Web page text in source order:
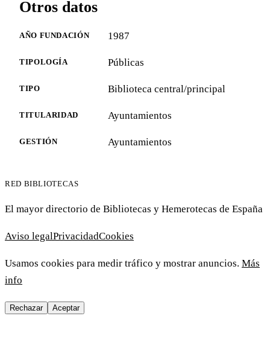
Otros datos
AÑO FUNDACIÓN 1987
TIPOLOGÍA Públicas
TIPO Biblioteca central/principal
TITULARIDAD Ayuntamientos
GESTIÓN Ayuntamientos
RED BIBLIOTECAS
El mayor directorio de Bibliotecas y Hemerotecas de España
Aviso legalPrivacidadCookies
Usamos cookies para medir tráfico y mostrar anuncios. Más
info
Rechazar Aceptar